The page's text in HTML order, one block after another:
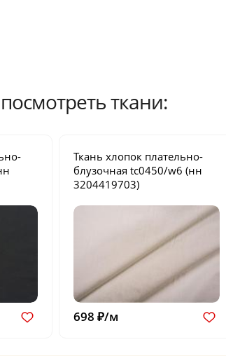
ткани:
Ткань хлопок плательно-
блузочнаяtc0450/w6 (нн
3204419703)
698 ₽/м